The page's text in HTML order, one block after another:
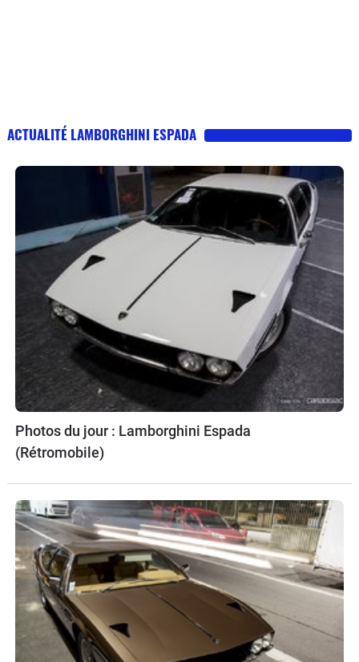
ACTUALITÉ LAMBORGHINI ESPADA
Photos du jour : Lamborghini Espada
(Rétromobile)